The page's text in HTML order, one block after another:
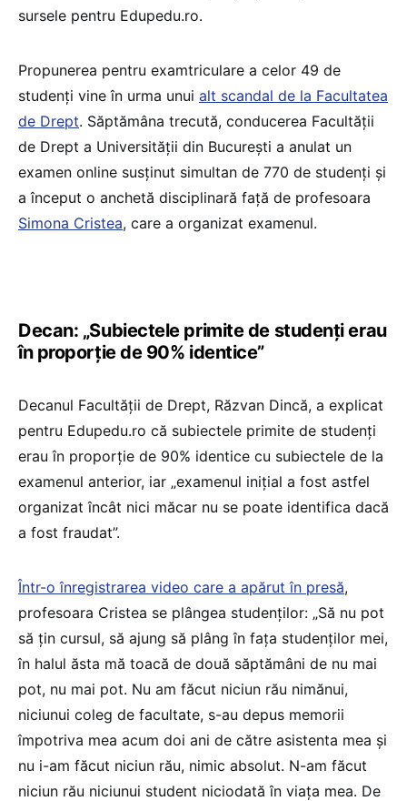
sursele pentru Edupedu.ro.
Propunerea pentru examtriculare a celor 49 de
studenți vine în urma unui alt scandal de la Facultatea
de Drept. Săptămâna trecută, conducerea Facultății
de Drept a Universității din București a anulat un
examen online susținut simultan de 770 de studenți și
a început o anchetă disciplinară față de profesoara
Simona Cristea, care a organizat examenul.
Decan: „Subiectele primite de studenți erau
în proporție de 90% identice”
Decanul Facultății de Drept, Răzvan Dincă, a explicat
pentru Edupedu.ro că subiectele primite de studenți
erau în proporție de 90% identice cu subiectele de la
examenul anterior, iar „examenul inițial a fost astfel
organizat încât nici măcar nu se poate identifica dacă
a fost fraudat”.
Într-o înregistrarea video care a apărut în presă,
profesoara Cristea se plângea studenților: „Să nu pot
să țin cursul, să ajung să plâng în fața studenților mei,
în halul ăsta mă toacă de două săptămâni de nu mai
pot, nu mai pot. Nu am făcut niciun rău nimănui,
niciunui coleg de facultate, s-au depus memorii
împotriva mea acum doi ani de către asistenta mea și
nu i-am făcut niciun rău, nimic absolut. N-am făcut
niciun rău niciunui student niciodată în viața mea. De